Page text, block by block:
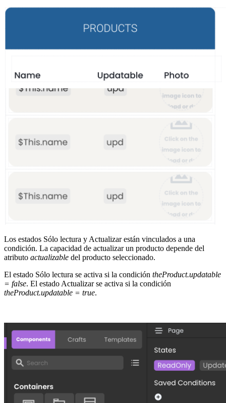
Los estados Sólo lectura y Actualizar están vinculados a una
condición. La capacidad de actualizar un producto depende del
atributo actualizable del producto seleccionado.
El estado Sólo lectura se activa si la condición theProduct.updatable
= false. El estado Actualizar se activa si la condición
theProduct.updatable = true.